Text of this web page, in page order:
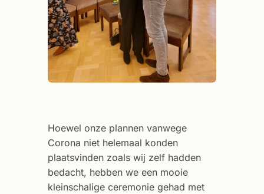
Hoewel onze plannen vanwege
Corona niet helemaal konden
plaatsvinden zoals wij zelf hadden
bedacht, hebben we een mooie
kleinschalige ceremonie gehad met